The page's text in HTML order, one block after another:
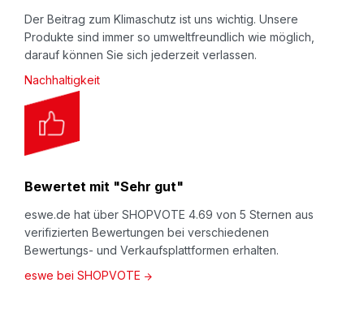
Der Beitrag zum Klimaschutz ist uns wichtig. Unsere
Produkte sind immer so umweltfreundlich wie möglich,
darauf können Sie sich jederzeit verlassen.
Nachhaltigkeit
Bewertet mit "Sehr gut"
eswe.de hat über SHOPVOTE 4.69 von 5 Sternen aus
verifizierten Bewertungen bei verschiedenen
Bewertungs- und Verkaufsplattformen erhalten.
eswe bei SHOPVOTE